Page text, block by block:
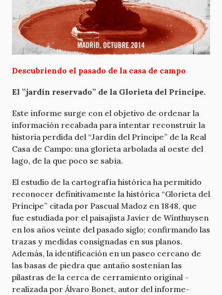
Descubriendo el pasado de la casa de campo
El ”jardín reservado” de la Glorieta del Príncipe.
Este informe surge con el objetivo de ordenar la
información recabada para intentar reconstruir la
historia perdida del “Jardín del Príncipe” de la Real
Casa de Campo: una glorieta arbolada al oeste del
lago, de la que poco se sabía.
El estudio de la cartografía histórica ha permitido
reconocer definitivamente la histórica “Glorieta del
Príncipe” citada por Pascual Madoz en 1848, que
fue estudiada por el paisajista Javier de Winthuysen
en los años veinte del pasado siglo; confirmando las
trazas y medidas consignadas en sus planos.
Además, la identificación en un paseo cercano de
las basas de piedra que antaño sostenían las
pilastras de la cerca de cerramiento original -
realizada por Álvaro Bonet, autor del informe-